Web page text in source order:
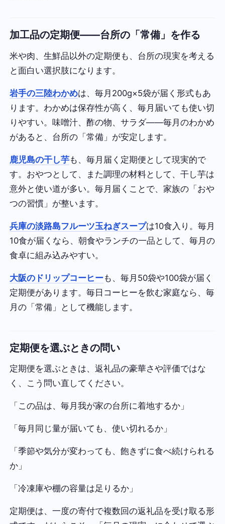
加工品の定期便——台所の「常備」を作る
米や肉、生鮮品以外の定期便も、台所の現実を考える
と面白い選択肢になります。
岩手の三陸わかめは、毎月200g×5袋が届く形式もあ
ります。わかめは保存性が高く、毎月届いても使い切
りやすい。味噌汁、酢の物、サラダ——毎月のわかめ
があると、台所の「常備」が安定します。
鹿児島の干し芋も、毎月届く定期便として現実的で
す。おやつとして、また調理の材料として、干し芋は
意外と使い道が多い。毎月届くことで、家族の「おや
つの習慣」が整います。
兵庫の淡路島フルーツ玉ねぎスープは10食入り。毎月
10食が届くなら、朝食やランチの一品として、毎月の
食卓に組み込みやすい。
大阪のドリップコーヒーも、毎月50袋や100袋が届く
定期便があります。毎日コーヒーを飲む家庭なら、毎
月の「常備」として機能します。
定期便を選ぶときの問い
定期便を選ぶときは、返礼品の豪華さや評価ではな
く、こう問い直してください。
「この品は、毎月我が家の台所に着地するか」
「毎月同じ量が届いても、使い切れるか」
「季節や気分が変わっても、飽きずに食べ続けられる
か」
「冷凍庫や棚の容量は足りるか」
定期便は、一度の寄付で複数回の返礼品を受け取る形